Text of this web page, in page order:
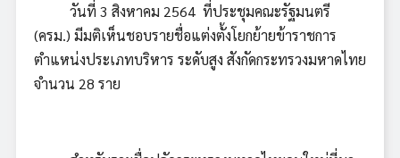
วันที่ 3 สิงหาคม 2564 ที่ประชุมคณะรัฐมนตรี
(ครม.) มีมติเห็นชอบรายชื่อแต่งตั้งโยกย้ายข้าราชการ
ตำแหน่งประเภทบริหาร ระดับสูง สังกัดกระทรวงมหาดไทย
จำนวน 28 ราย